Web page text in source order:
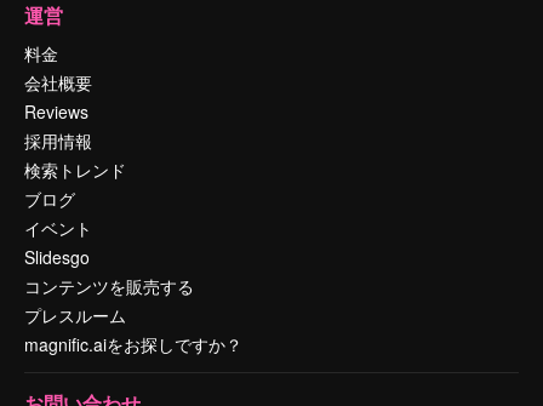
運営
料金
会社概要
Reviews
採用情報
検索トレンド
ブログ
イベント
Slidesgo
コンテンツを販売する
プレスルーム
magnific.aiをお探しですか？